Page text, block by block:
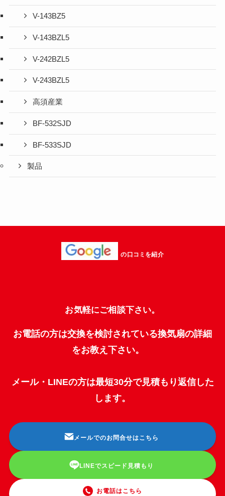
V-143BZ5
V-143BZL5
V-242BZL5
V-243BZL5
高須産業
BF-532SJD
BF-533SJD
製品
の口コミを紹介
お気軽にご相談下さい。
お電話の方は交換を検討されている換気扇の詳細
をお教え下さい。
メール・LINEの方は最短30分で見積もり返信した
します。
メールでのお問合せはこちら
LINEでスピード見積もり
お電話はこちら